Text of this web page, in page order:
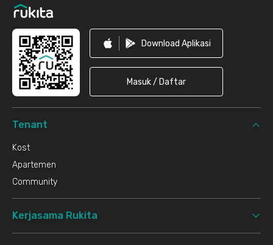
Download Aplikasi
Masuk / Daftar
Tenant
Kost
Apartemen
Community
Kerjasama Rukita